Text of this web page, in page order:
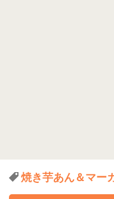
焼き芋あん＆マー